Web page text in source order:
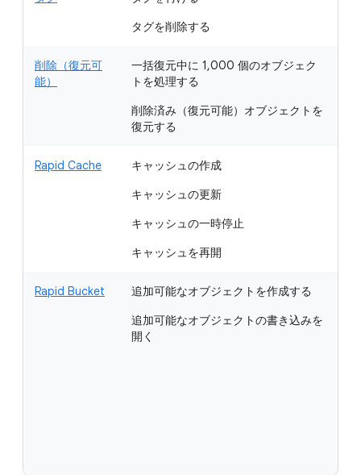
タグを削除する
削除（復元可
能）
一括復元中に 1,000 個のオブジェク
トを処理する
削除済み（復元可能）オブジェクトを
復元する
Rapid Cache
キャッシュの作成
キャッシュの更新
キャッシュの一時停止
キャッシュを再開
Rapid Bucket
追加可能なオブジェクトを作成する
追加可能なオブジェクトの書き込みを
開く